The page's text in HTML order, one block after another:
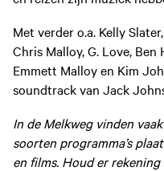
Met verder o.a. Kelly
Chris Malloy, G. Love,
Emmett Malloy en Kim
soundtrack van Jack
In de Melkweg vinden
soorten programma’s
en films. Houd er